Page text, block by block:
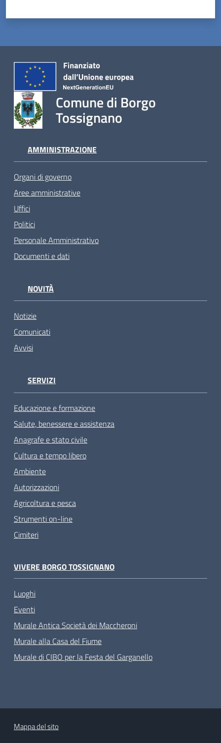
Comune di Borgo
Tossignano
AMMINISTRAZIONE
Organi di governo
Aree amministrative
Uffici
Politici
Personale Amministrativo
Documenti e dati
NOVITÀ
Notizie
Comunicati
Avvisi
SERVIZI
Educazione e formazione
Salute, benessere e assistenza
Anagrafe e stato civile
Cultura e tempo libero
Ambiente
Autorizzazioni
Agricoltura e pesca
Strumenti on-line
Cimiteri
VIVERE BORGO TOSSIGNANO
Luoghi
Eventi
Murale Antica Società dei Maccheroni
Murale alla Casa del Fiume
Murale di CIBO per la Festa del Garganello
Mappa del sito